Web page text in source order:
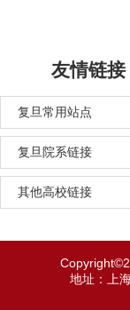
友情链接
复旦常用站点
复旦院系链接
其他高校链接
地址：上